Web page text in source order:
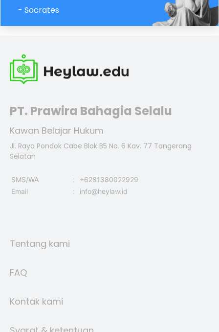
- Socrates
PT. Prawira Bahagia Selalu
Kawan Belajar Hukum
Jl. Raya Pondok Cabe Blok B5 No. 6 Kav. 77 Tangerang
Selatan
SMS/WA :
+6281380022929
Email
: info@heylaw.id
Tentang kami
FAQ
Kontak kami